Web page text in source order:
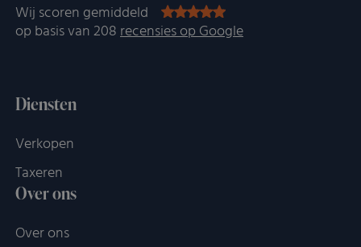
Wij scoren gemiddeld
op basis van 208recensies op Google
Diensten
Verkopen
Taxeren
Over ons
Over ons